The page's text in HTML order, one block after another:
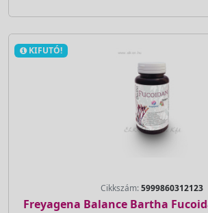
KIFUTÓ!
Cikkszám:5999860312123
Freyagena Balance Bartha